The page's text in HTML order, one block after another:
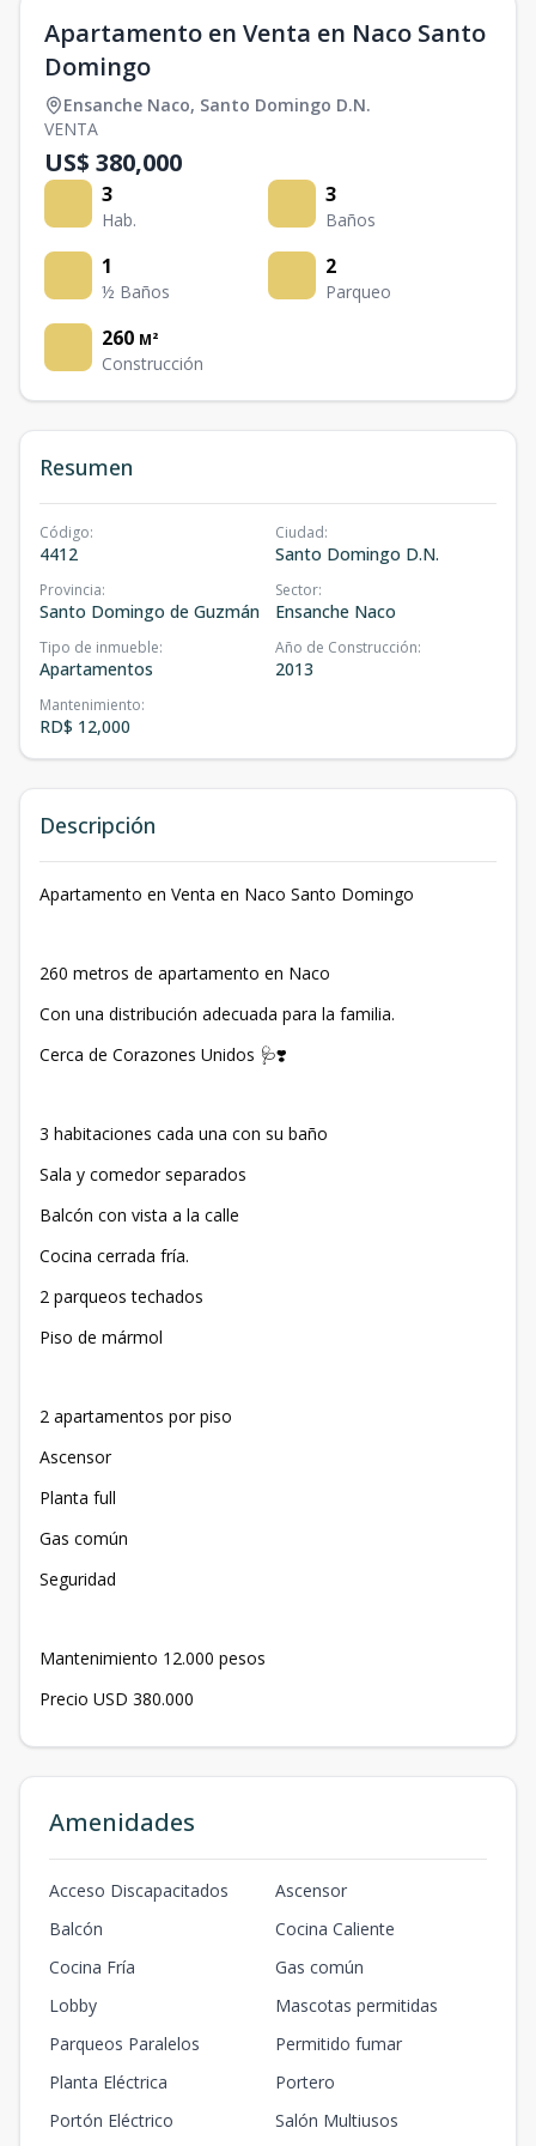
Apartamento en Venta en Naco Santo
Domingo
Ensanche Naco, Santo Domingo D.N.
VENTA
US$ 380,000
3
Hab.
3
Baños
1
½ Baños
2
Parqueo
260 M²
Construcción
Resumen
Código:
4412
Ciudad:
Santo Domingo D.N.
Provincia:
Santo Domingo de Guzmán
Sector:
Ensanche Naco
Tipo de inmueble:
Apartamentos
Año de Construcción:
2013
Mantenimiento:
RD$ 12,000
Descripción
Apartamento en Venta en Naco Santo Domingo
260 metros de apartamento en Naco
Con una distribución adecuada para la familia.
Cerca de Corazones Unidos 🩺❣️
3 habitaciones cada una con su baño
Sala y comedor separados
Balcón con vista a la calle
Cocina cerrada fría.
2 parqueos techados
Piso de mármol
2 apartamentos por piso
Ascensor
Planta full
Gas común
Seguridad
Mantenimiento 12.000 pesos
Precio USD 380.000
Amenidades
Acceso Discapacitados
Ascensor
Balcón
Cocina Caliente
Cocina Fría
Gas común
Lobby
Mascotas permitidas
Parqueos Paralelos
Permitido fumar
Planta Eléctrica
Portero
Portón Eléctrico
Salón Multiusos